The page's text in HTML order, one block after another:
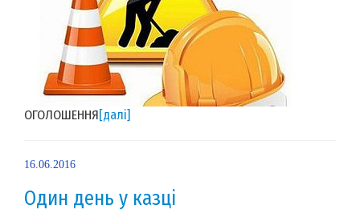
ОГОЛОШЕННЯ[далі]
16.06.2016
Один день у казці